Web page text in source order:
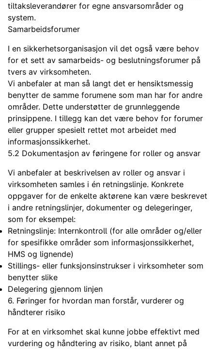
tiltaksleverandører for egne ansvarsområder og
system.
Samarbeidsforumer
I en sikkerhetsorganisasjon vil det også være behov
for et sett av samarbeids- og beslutningsforumer på
tvers av virksomheten.
Vi anbefaler at man så langt det er hensiktsmessig
benytter de samme forumene som man har for andre
områder. Dette understøtter de grunnleggende
prinsippene. I tillegg kan det være behov for forumer
eller grupper spesielt rettet mot arbeidet med
informasjonssikkerhet.
5.2 Dokumentasjon av føringene for roller og ansvar
Vi anbefaler at beskrivelsen av roller og ansvar i
virksomheten samles i én retningslinje. Konkrete
oppgaver for de enkelte aktørene kan være beskrevet
i andre retningslinjer, dokumenter og delegeringer,
som for eksempel:
Retningslinje: Internkontroll (for alle områder og/eller
for spesifikke områder som informasjonssikkerhet,
HMS og lignende)
Stillings- eller funksjonsinstrukser i virksomheter som
benytter slike
Delegering gjennom linjen
6. Føringer for hvordan man forstår, vurderer og
håndterer risiko
For at en virksomhet skal kunne jobbe effektivt med
vurdering og håndtering av risiko, blant annet på